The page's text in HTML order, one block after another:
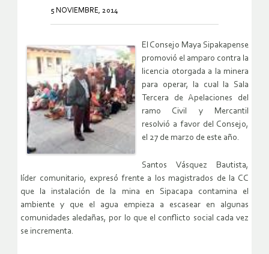
5 NOVIEMBRE, 2014
El Consejo Maya Sipakapense
promovió el amparo contra la
licencia otorgada a la minera
para operar, la cual la Sala
Tercera de Apelaciones del
ramo Civil y Mercantil
resolvió a favor del Consejo,
el 27 de marzo de este año.
Santos Vásquez Bautista,
líder comunitario, expresó frente a los magistrados de la CC
que la instalación de la mina en Sipacapa contamina el
ambiente y que el agua empieza a escasear en algunas
comunidades aledañas, por lo que el conflicto social cada vez
se incrementa.